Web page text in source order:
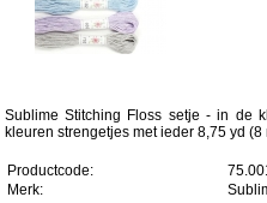
Sublime Stitching Floss setje - in de
kleuren strengetjes met ieder 8,75 yd
Productcode:
Merk: